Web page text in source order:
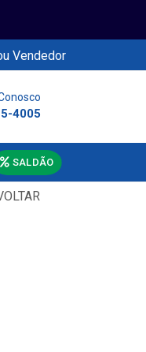
Vendedor
4005
SALDÃO